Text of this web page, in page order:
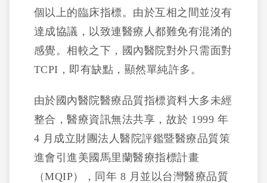
個以上的臨床指標。由於互相之間並沒有
達成協議，以致連醫療人都難免有混淆的
感覺。相較之下，國內醫院對外只需面對
TCPI，即有缺點，顯然單純許多。
由於國內醫院醫療品質指標資料大多未經
整合，醫療資訊無法共享，故於 1999 年
4 月成立財團法人醫院評鑑暨醫療品質策
進會引進美國馬里蘭醫療指標計畫
（MQIP），同年 8 月並以台灣醫療品質